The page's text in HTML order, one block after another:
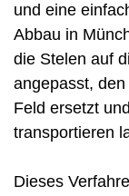
und eine
Abbau in
die Stelen auf
angepasst,
Feld ersetzt
transportieren
Dieses